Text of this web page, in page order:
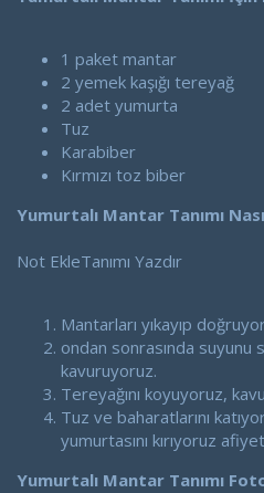
h
i
1 paket mantar
2 yemek kaşığı tereyağ
2 adet yumurta
Tuz
Karabiber
Kırmızı toz biber
Yumurtalı Mantar Tanımı
Not EkleTanımı Yazdır
Mantarları yıkayıp
ondan sonrasında suyunu
kavuruyoruz.
Tereyağını koyuyoruz,
Tuz ve baharatlarını
yumurtasını kırıyoruz
Yumurtalı Mantar Tanımı